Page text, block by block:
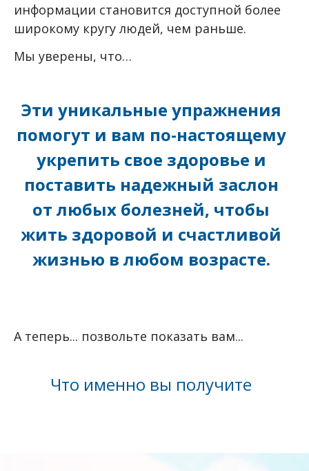
информации становится доступной более
широкому кругу людей, чем раньше.
Мы уверены, что…
Эти уникальные упражнения
помогут и вам по-настоящему
укрепить свое здоровье и
поставить надежный заслон
от любых болезней, чтобы
жить здоровой и счастливой
жизнью в любом возрасте.
А теперь... позвольте показать вам...
Что именно вы получите